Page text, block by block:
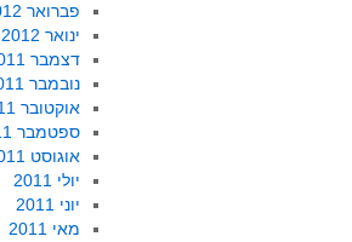
פברואר 2012
ינואר 2012
דצמבר 2011
נובמבר 2011
אוקטובר 2011
ספטמבר 2011
אוגוסט 2011
יולי 2011
יוני 2011
מאי 2011